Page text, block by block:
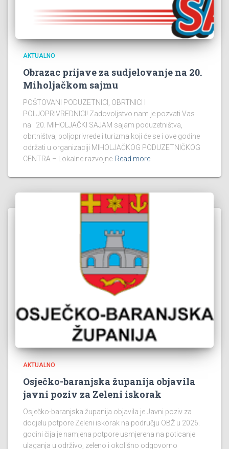
AKTUALNO
Obrazac prijave za sudjelovanje na 20.
Miholjačkom sajmu
POŠTOVANI PODUZETNICI, OBRTNICI I
POLJOPRIVREDNICI! Zadovoljstvo nam je pozvati Vas
na 20. MIHOLJAČKI SAJAM sajam poduzetništva,
obrtništva, poljoprivrede i turizma koji će se i ove godine
održati u organizaciji MIHOLJAČKOG PODUZETNIČKOG
CENTRA – Lokalne razvojne Read more
AKTUALNO
Osječko-baranjska županija objavila
javni poziv za Zeleni iskorak
Osječko-baranjska županija objavila je Javni poziv za
dodjelu potpore Zeleni iskorak na području OBŽ u 2026.
godini čija je namjena potpore usmjerena na poticanje
ulaganja u održivo, zeleno i okolišno odgovorno